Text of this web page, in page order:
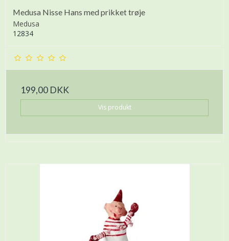
Medusa Nisse Hans med prikket trøje
Medusa
12834
199,00 DKK
Vis produkt